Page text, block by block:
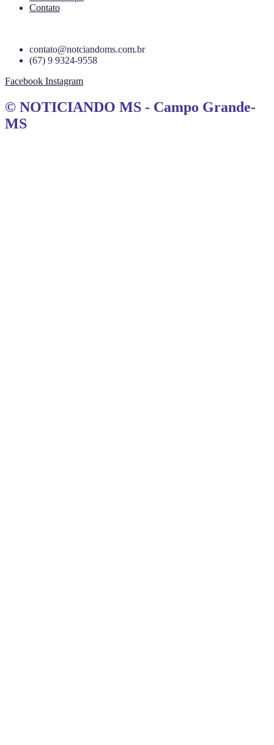
Contato
contato@notciandoms.com.br
(67) 9 9324-9558
Facebook Instagram
© NOTICIANDO MS - Campo Grande-
MS